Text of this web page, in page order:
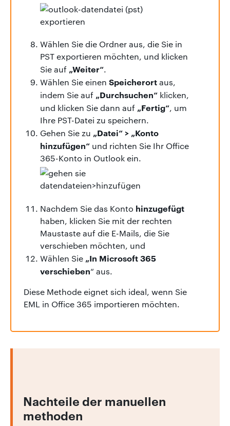
Wählen Sie die Ordner aus, die Sie in
PST exportieren möchten, und klicken
Sie auf „Weiter“.
Wählen Sie einen Speicherortaus,
indem Sie auf „Durchsuchen“ klicken,
und klicken Sie dann auf „Fertig“, um
Ihre PST-Datei zu speichern.
Gehen Sie zu „Datei“ > „Konto
hinzufügen“ und richten Sie Ihr Office
365-Konto in Outlook ein.
Nachdem Sie das Konto hinzugefügt
haben, klicken Sie mit der rechten
Maustaste auf die E-Mails, die Sie
verschieben möchten, und
Wählen Sie „In Microsoft 365
verschieben“ aus.
Diese Methode eignet sich ideal, wenn Sie
EML in Office 365 importieren möchten.
Nachteile der manuellen
methoden